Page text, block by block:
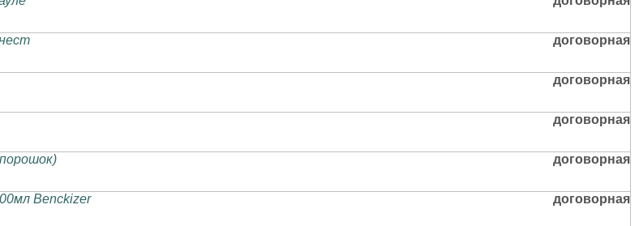
договорная
договорная
договорная
договорная
Benckizer договорная